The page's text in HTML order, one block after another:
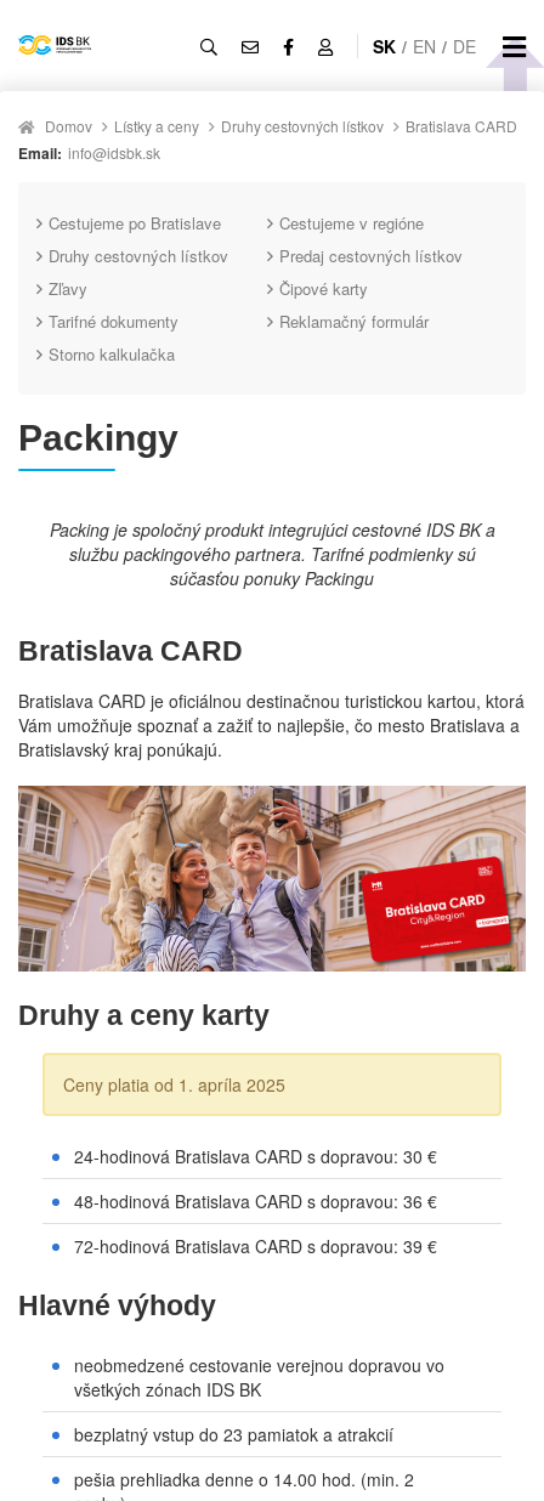
SK / EN / DE
Domov Lístky a ceny Druhy cestovných lístkov Bratislava CARD
Email: info@idsbk.sk
Cestujeme po Bratislave
Cestujeme v regióne
Druhy cestovných lístkov
Predaj cestovných lístkov
Zľavy
Čipové karty
Tarifné dokumenty
Reklamačný formulár
Storno kalkulačka
Packingy
Packing je spoločný produkt integrujúci cestovné IDS BK a
službu packingového partnera. Tarifné podmienky sú
súčasťou ponuky Packingu
Bratislava CARD
Bratislava CARD je oficiálnou destinačnou turistickou kartou, ktorá
Vám umožňuje spoznať a zažiť to najlepšie, čo mesto Bratislava a
Bratislavský kraj ponúkajú.
Druhy a ceny karty
Ceny platia od 1. apríla 2025
24-hodinová Bratislava CARD s dopravou: 30 €
48-hodinová Bratislava CARD s dopravou: 36 €
72-hodinová Bratislava CARD s dopravou: 39 €
Hlavné výhody
neobmedzené cestovanie verejnou dopravou vo
všetkých zónach IDS BK
bezplatný vstup do 23 pamiatok a atrakcií
pešia prehliadka denne o 14.00 hod. (min. 2